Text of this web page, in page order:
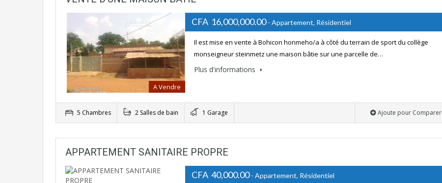
A Vendre
CFA 16,000,000.00- Appartement, Résidentiel
Il est mise en vente à Bohicon honmeho/a à côté du terrain de sport du collège
monseigneur steinmetz une maison bâtie sur une parcelle de…
Plus d'informations
5 Chambres 2 Salles de bain 1 Garage Ajoute pour Comparer
APPARTEMENT SANITAIRE PROPRE
CFA 40,000.00- Appartement, Résidentiel